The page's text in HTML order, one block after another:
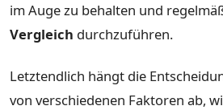
im Auge zu behalten und
Vergleich durchzuführen.
Letztendlich hängt die
von verschiedenen Faktoren ab,